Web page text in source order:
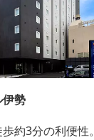
伊勢
約3分の利便性